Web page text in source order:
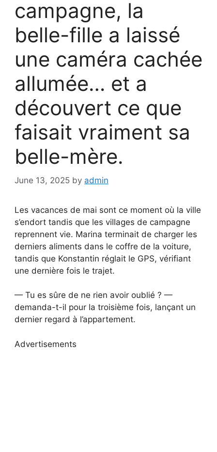
campagne, la
belle-fille a laissé
une caméra cachée
allumée… et a
découvert ce que
faisait vraiment sa
belle-mère.
June 13, 2025 by admin
Les vacances de mai sont ce moment où la ville
s’endort tandis que les villages de campagne
reprennent vie. Marina terminait de charger les
derniers aliments dans le coffre de la voiture,
tandis que Konstantin réglait le GPS, vérifiant
une dernière fois le trajet.
— Tu es sûre de ne rien avoir oublié ? —
demanda-t-il pour la troisième fois, lançant un
dernier regard à l’appartement.
Advertisements